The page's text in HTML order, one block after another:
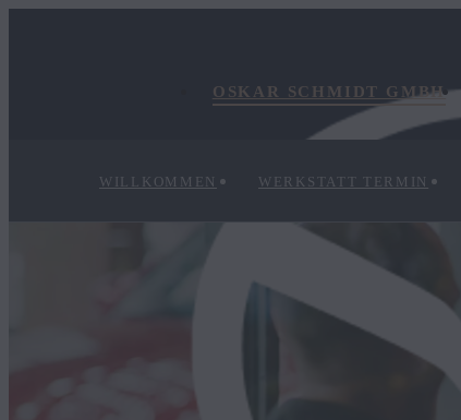
OSKAR SCHMIDT GMBH
WILLKOMMEN WERKSTATT TERMIN